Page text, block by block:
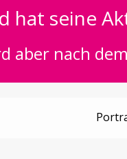
hat seine
aber nach